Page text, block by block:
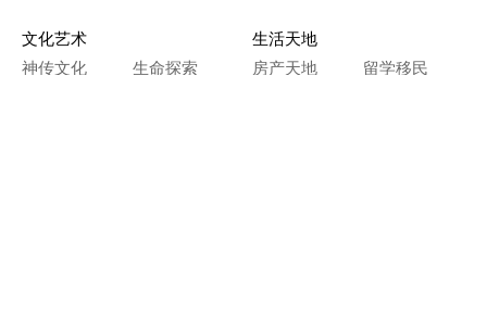
文化艺术
神传文化
生命探索
生活天地
房产天地
留学移民